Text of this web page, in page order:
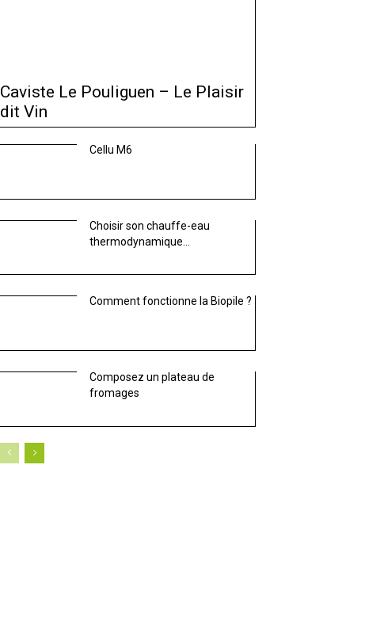
Caviste Le Pouliguen – Le Plaisir
dit Vin
Cellu M6
Choisir son chauffe-eau
thermodynamique…
Comment fonctionne la Biopile ?
Composez un plateau de
fromages